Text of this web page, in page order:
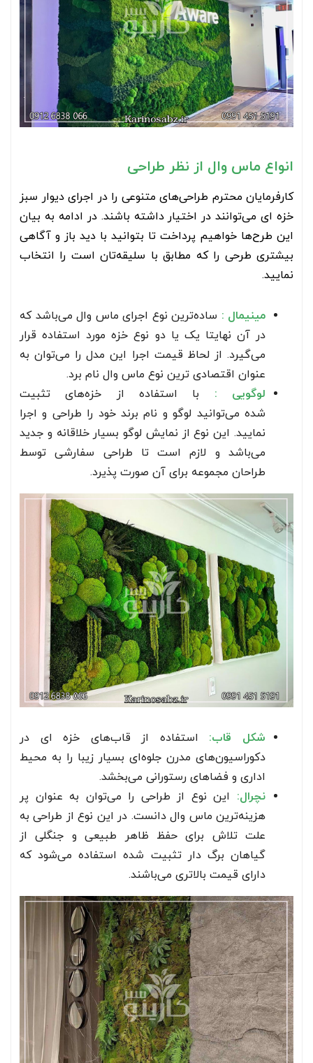
انواع ماس وال از نظر طراحی
کارفرمایان محترم طراحی‌های متنوعی را در اجرای دیوار سبز
خزه ای می‌توانند در اختیار داشته باشند. در ادامه به بیان
این طرح‌ها خواهیم پرداخت تا بتوانید با دید باز و آگاهی
بیشتری طرحی را که مطابق با سلیقه‌تان است را انتخاب
نمایید.
مینیمال : ساده‌ترین نوع اجرای ماس وال می‌باشد که
در آن نهایتا یک یا دو نوع خزه مورد استفاده قرار
می‌گیرد. از لحاظ قیمت اجرا این مدل را می‌توان به
عنوان اقتصادی ترین نوع ماس وال نام برد.
لوگویی : با استفاده از خزه‌های تثبیت
شده می‌توانید لوگو و نام برند خود را طراحی و اجرا
نمایید. این نوع از نمایش لوگو بسیار خلاقانه و جدید
می‌باشد و لازم است تا طراحی سفارشی توسط
طراحان مجموعه برای آن صورت پذیرد.
شکل قاب: استفاده از قاب‌های خزه ای در
دکوراسیون‌های مدرن جلوه‌ای بسیار زیبا را به محیط
اداری و فضاهای رستورانی می‌بخشد.
نچرال: این نوع از طراحی را می‌توان به عنوان پر
هزینه‌ترین ماس وال دانست. در این نوع از طراحی به
علت تلاش برای حفظ ظاهر طبیعی و جنگلی از
گیاهان برگ دار تثبیت شده استفاده می‌شود که
دارای قیمت بالاتری می‌باشند.